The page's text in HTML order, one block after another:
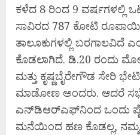
ಕಳೆದ 8 ರಿಂದ 9 ವರ್ಷಗಳಲ್ಲಿ
ಸಾವಿರದ 787 ಕೋಟಿ
ತಾಲೂಕುಗಳಲ್ಲಿ ಬರಗಾಲವಿದೆ
ಕೊಡಲಾಗಿದೆ. ಡಿ.20 ರಂದು
ಮತ್ತು ಕೃಷ್ಣಬೈರೇಗೌಡ ಸೇರಿ
ಮಾಡೋಣ ಅಂದರು. ಆದರೆ
ಎನ್​ಡಿಆರ್​ಎಫ್​​ನಿಂದ ಒಂದು
ಮನೆಯಿಂದ ಹಣ ಕೊಡಲ್ಲ, ನಮ್ಮ